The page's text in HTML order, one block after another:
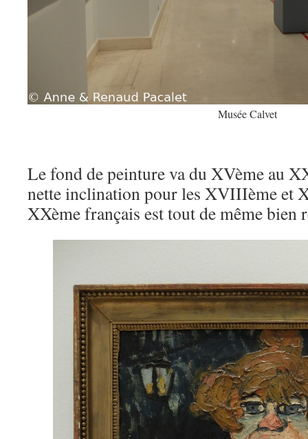
Musée Calvet
Le fond de peinture va du XVème au
nette inclination pour les XVIIIème et
XXème français est tout de même bien